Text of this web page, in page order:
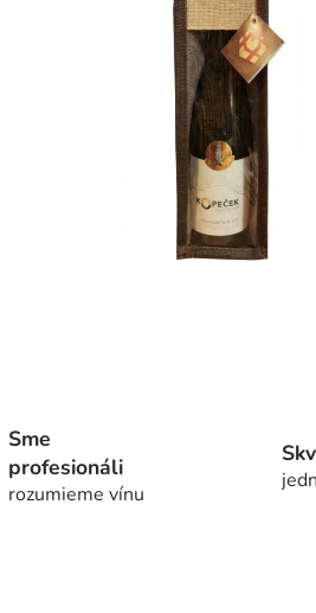
Sme
profesionáli
rozumieme vínu